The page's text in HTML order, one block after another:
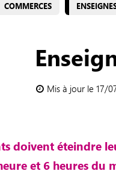
COMMERCES
Mis à jour le 17/
doivent éteindre
et 6 heures du